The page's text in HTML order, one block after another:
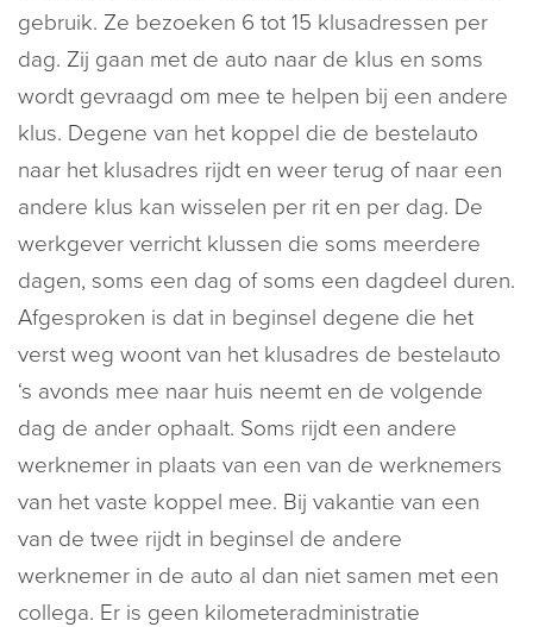
gebruik. Ze bezoeken 6 tot 15 klusadressen per
dag. Zij gaan met de auto naar de klus en soms
wordt gevraagd om mee te helpen bij een andere
klus. Degene van het koppel die de bestelauto
naar het klusadres rijdt en weer terug of naar een
andere klus kan wisselen per rit en per dag. De
werkgever verricht klussen die soms meerdere
dagen, soms een dag of soms een dagdeel duren.
Afgesproken is dat in beginsel degene die het
verst weg woont van het klusadres de bestelauto
‘s avonds mee naar huis neemt en de volgende
dag de ander ophaalt. Soms rijdt een andere
werknemer in plaats van een van de werknemers
van het vaste koppel mee. Bij vakantie van een
van de twee rijdt in beginsel de andere
werknemer in de auto al dan niet samen met een
collega. Er is geen kilometeradministratie